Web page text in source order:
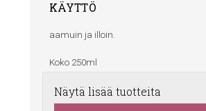
KÄYTTÖ
aamuin ja illoin.
Koko 250ml
Näytä lisää tuotteita